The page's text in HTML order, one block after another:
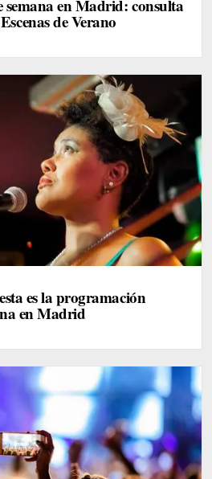
semana en Madrid: consulta
de Verano
es la programación
en Madrid